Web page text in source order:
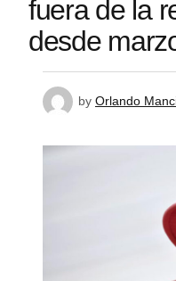
fuera de la
desde
by Orlando